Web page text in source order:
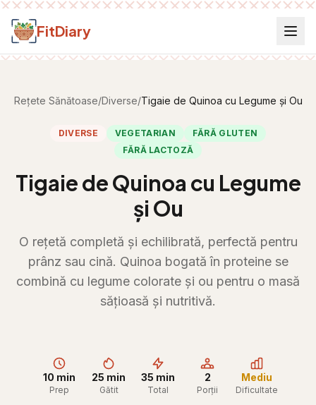
Salt la conținut
FitDiary
Rețete Sănătoase/Diverse/Tigaie de Quinoa cu Legume și Ou
DIVERSE VEGETARIAN
FĂRĂ GLUTEN
FĂRĂ LACTOZĂ
Tigaie de Quinoa cu Legume
și Ou
O rețetă completă și echilibrată, perfectă pentru
prânz sau cină. Quinoa bogată în proteine se
combină cu legume colorate și ou pentru o masă
sățioasă și nutritivă.
10 min
Prep
25 min
Gătit
35 min
Total
2
Porții
Mediu
Dificultate